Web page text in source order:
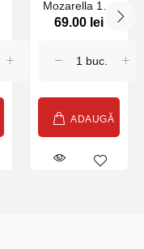
Mozarella 175
g NATURLI
69.00 lei
ADAUGĂ